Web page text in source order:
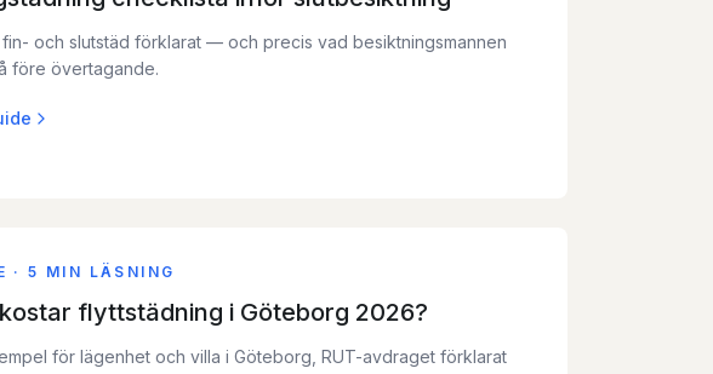
och slutstäd förklarat — och precis vad besiktningsmannen
före övertagande.
·5 MIN LÄSNING
flyttstädning i Göteborg 2026?
för lägenhet och villa i Göteborg, RUT-avdraget förklarat